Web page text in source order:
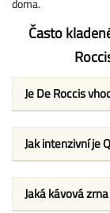
doma.
Často
Je De Roccis
Jak intenzivní je
Jaká kávová